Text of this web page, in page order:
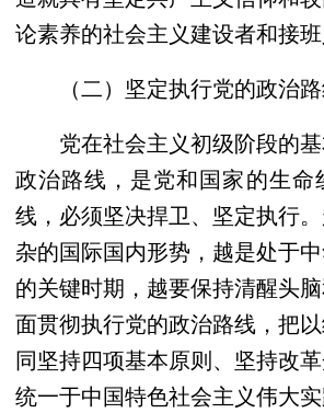
论素养的社会主义建设者和接班
（二）坚定执行党的政治
党在社会主义初级阶段的基
政治路线，是党和国家的生命
线，必须坚决捍卫、坚定执行
杂的国际国内形势，越是处于
的关键时期，越要保持清醒头
面贯彻执行党的政治路线，把
同坚持四项基本原则、坚持改
统一于中国特色社会主义伟大